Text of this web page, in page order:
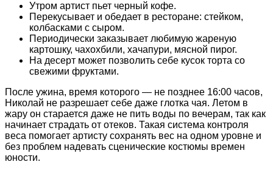
Утром артист пьет черный кофе.
Перекусывает и обедает в ресторане: стейком,
колбасками с сыром.
Периодически заказывает любимую жареную
картошку, чахохбили, хачапури, мясной пирог.
На десерт может позволить себе кусок торта со
свежими фруктами.
После ужина, время которого — не позднее 16:00 часов,
Николай не разрешает себе даже глотка чая. Летом в
жару он старается даже не пить воды по вечерам, так как
начинает страдать от отеков. Такая система контроля
веса помогает артисту сохранять вес на одном уровне и
без проблем надевать сценические костюмы времен
юности.